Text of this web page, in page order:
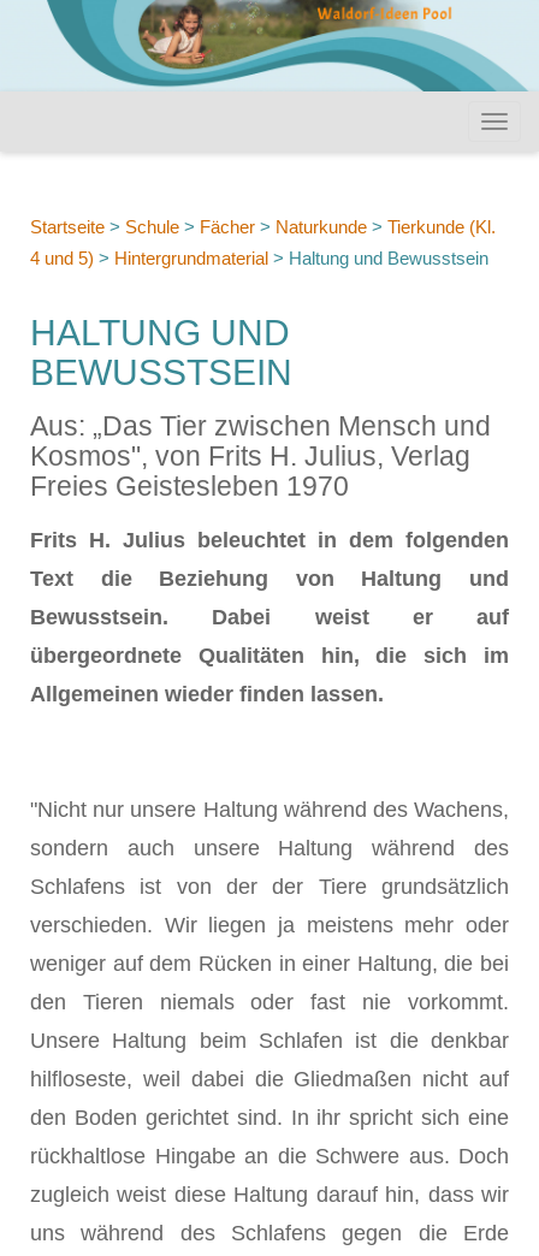
Startseite > Schule > Fächer > Naturkunde > Tierkunde (Kl.
4 und 5) > Hintergrundmaterial > Haltung und Bewusstsein
HALTUNG UND
BEWUSSTSEIN
Aus: „Das Tier zwischen Mensch und
Kosmos", von Frits H. Julius, Verlag
Freies Geistesleben 1970
Frits H. Julius beleuchtet in dem folgenden
Text die Beziehung von Haltung und
Bewusstsein. Dabei weist er auf
übergeordnete Qualitäten hin, die sich im
Allgemeinen wieder finden lassen.
"Nicht nur unsere Haltung während des Wachens,
sondern auch unsere Haltung während des
Schlafens ist von der der Tiere grundsätzlich
verschieden. Wir liegen ja meistens mehr oder
weniger auf dem Rücken in einer Haltung, die bei
den Tieren niemals oder fast nie vorkommt.
Unsere Haltung beim Schlafen ist die denkbar
hilfloseste, weil dabei die Gliedmaßen nicht auf
den Boden gerichtet sind. In ihr spricht sich eine
rückhaltlose Hingabe an die Schwere aus. Doch
zugleich weist diese Haltung darauf hin, dass wir
uns wäh­rend des Schlafens gegen die Erde